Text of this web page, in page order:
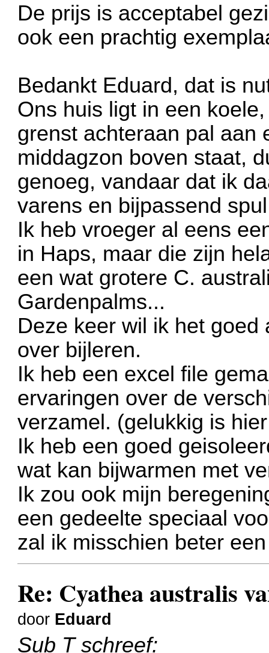
De prijs is acceptabel
ook een prachtig
Bedankt Eduard, dat is
Ons huis ligt in een
grenst achteraan pal aan
middagzon boven staat,
genoeg, vandaar dat ik
varens en bijpassend
Ik heb vroeger al eens
in Haps, maar die zijn
een wat grotere C.
Gardenpalms...
Deze keer wil ik het
over bijleren.
Ik heb een excel file
ervaringen over de
verzamel. (gelukkig is
Ik heb een goed
wat kan bijwarmen met
Ik zou ook mijn
een gedeelte speciaal
zal ik misschien beter
Re: Cyathea australis
door Eduard
Sub T schreef: